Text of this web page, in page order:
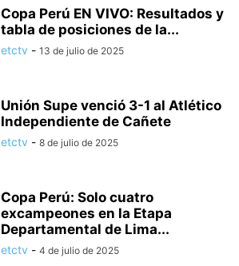
Copa Perú EN VIVO: Resultados y
tabla de posiciones de la...
etctv - 13 de julio de 2025
Unión Supe venció 3-1 al Atlético
Independiente de Cañete
etctv - 8 de julio de 2025
Copa Perú: Solo cuatro
excampeones en la Etapa
Departamental de Lima...
etctv - 4 de julio de 2025